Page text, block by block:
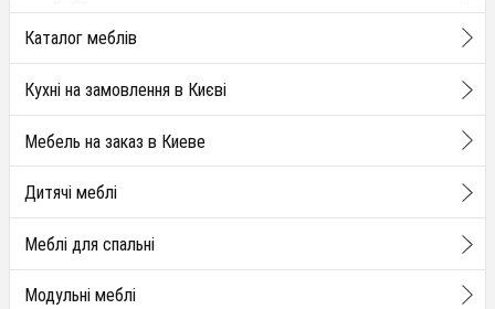
Каталог меблів
Кухні на замовлення в Києві
Мебель на заказ в Киеве
Дитячі меблі
Меблі для спальні
Модульні меблі